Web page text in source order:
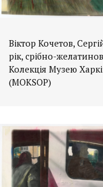
Віктор Кочетов,
рік, срібно-
Колекція Музею
(MOKSOP)